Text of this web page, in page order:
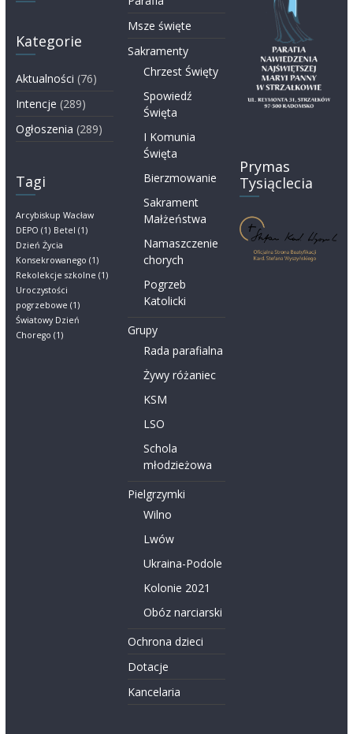
Kategorie
Aktualności (76)
Intencje (289)
Ogłoszenia (289)
Tagi
Arcybiskup Wacław
DEPO (1) Betel (1)
Dzień Życia
Konsekrowanego (1)
Rekolekcje szkolne (1)
Uroczystości
pogrzebowe (1)
Światowy Dzień
Chorego (1)
Msze święte
Sakramenty
Chrzest Święty
Spowiedź
Święta
I Komunia
Święta
Bierzmowanie
Sakrament
Małżeństwa
Namaszczenie
chorych
Pogrzeb
Katolicki
Grupy
Rada parafialna
Żywy różaniec
KSM
LSO
Schola
młodzieżowa
Pielgrzymki
Wilno
Lwów
Ukraina-Podole
Kolonie 2021
Obóz narciarski
Ochrona dzieci
Dotacje
Kancelaria
Prymas
Tysiąclecia